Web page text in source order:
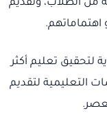
من الطلاب، وتقديم
لتحقيق تعليم أكثر
التعليمية لتقديم